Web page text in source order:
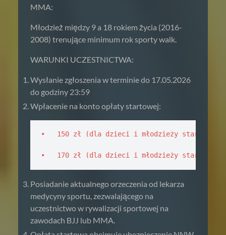
MMA:
Młodzież między 9 a 18 rokiem życia (2016-
2008) trenujące minimum rok sporty walk.
WARUNKI UCZESTNICTWA:
Wysłanie zgłoszenia w terminie do 17.05.2026
do godziny 23:59
Wpłacenie na konto opłaty startowej:
•   150 zł (dla dzieci i młodzieży startującej
•   170 zł (dla dzieci i młodzieży startującej
Posiadanie aktualnego orzeczenia od lekarza
medycyny sportu, zezwalającego na
uczestnictwo w rywalizacji sportowej na
zawodach BJJ lub MMA.